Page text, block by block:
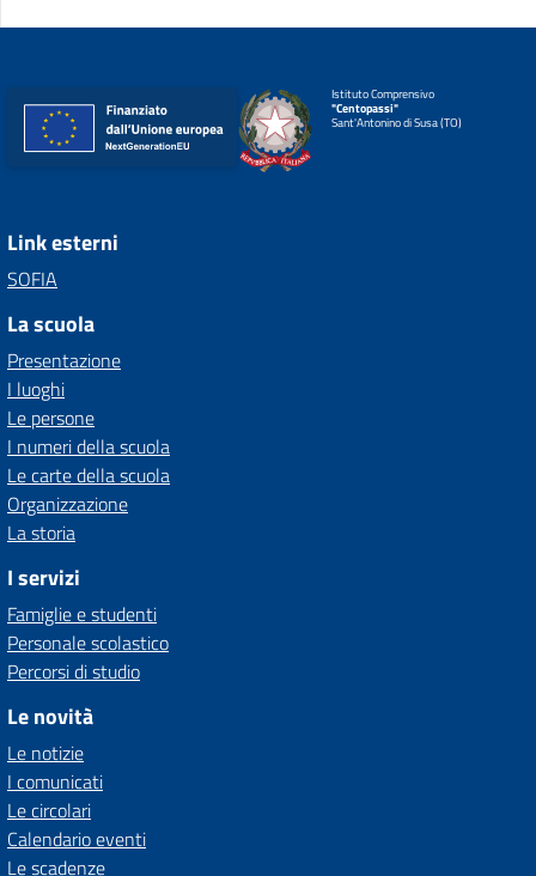
Istituto Comprensivo
"Centopassi"
Sant'Antonino di Susa (TO)
Link esterni
SOFIA
La scuola
Presentazione
I luoghi
Le persone
I numeri della scuola
Le carte della scuola
Organizzazione
La storia
I servizi
Famiglie e studenti
Personale scolastico
Percorsi di studio
Le novità
Le notizie
I comunicati
Le circolari
Calendario eventi
Le scadenze